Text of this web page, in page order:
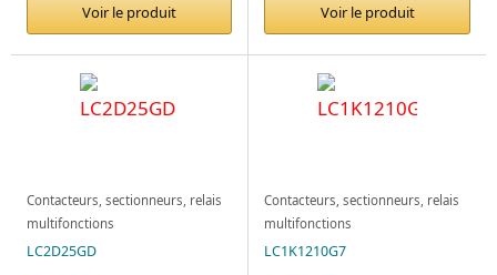
Voir le produit Voir le produit
Contacteurs, sectionneurs, relais
multifonctions
LC2D25GD
Contacteurs, sectionneurs, relais
multifonctions
LC1K1210G7